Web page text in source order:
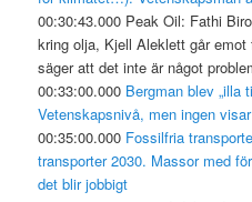
00:30:43.000 Peak Oil: Fathi
kring olja, Kjell Aleklett går
säger att det inte är något
00:33:00.000 Bergman blev „illa
Vetenskapsnivå, men ingen
00:35:00.000 Fossilfria
transporter 2030. Massor med
det blir jobbigt